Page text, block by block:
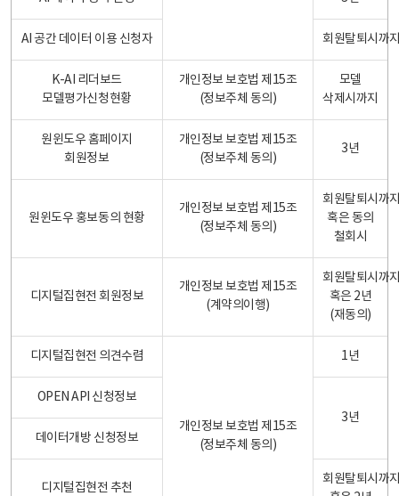
AI 공간 데이터 이용 신청자 회원탈퇴시까
K-AI 리더보드
모델평가신청현황
개인정보 보호법 제15조
(정보주체 동의)
모델
삭제시까지
원윈도우 홈페이지
회원정보
개인정보 보호법 제15조
(정보주체 동의)
3년
원윈도우 홍보동의 현황
개인정보 보호법 제15조
(정보주체 동의)
회원탈퇴시까
혹은 동의
철회시
디지털집현전 회원정보
개인정보 보호법 제15조
(계약의이행)
회원탈퇴시까
혹은 2년
(재동의)
디지털집현전 의견수렴
개인정보 보호법 제15조
(정보주체 동의)
1년
OPEN API 신청정보
3년
데이터개방 신청정보
디지털집현전 추천
회원탈퇴시까